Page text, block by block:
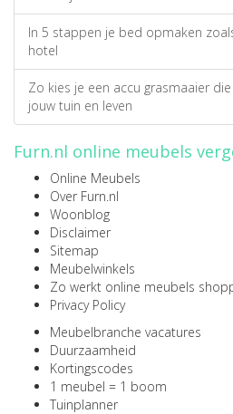
In 5 stappen je bed opmaken
hotel
Zo kies je een accu grasmaaier
jouw tuin en leven
Furn.nl online meubels
Online Meubels
Over Furn.nl
Woonblog
Disclaimer
Sitemap
Meubelwinkels
Zo werkt online meubels
Privacy Policy
Meubelbranche vacatures
Duurzaamheid
Kortingscodes
1 meubel = 1 boom
Tuinplanner